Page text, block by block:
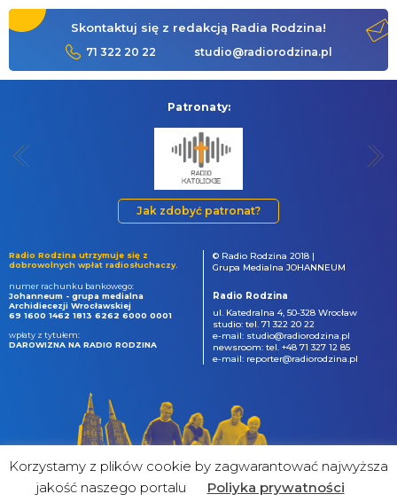
Skontaktuj się z redakcją Radia Rodzina!
71 322 20 22 studio@radiorodzina.pl
Patronaty:
Jak zdobyć patronat?
Radio Rodzina utrzymuje się z
dobrowolnych wpłat radiosłuchaczy.
numer rachunku bankowego:
Johanneum - grupa medialna
Archidiecezji Wrocławskiej
69 1600 1462 1813 6262 6000 0001
wpłaty z tytułem:
DAROWIZNA NA RADIO RODZINA
© Radio Rodzina 2018 |
Grupa Medialna JOHANNEUM
Radio Rodzina
ul. Katedralna 4, 50-328 Wrocław
studio: tel. 71 322 20 22
e-mail: studio@radiorodzina.pl
newsroom: tel. +48 71 327 12 85
e-mail: reporter@radiorodzina.pl
Korzystamy z plików cookie by zagwarantować najwyższa
jakość naszego portalu
Poliyka prywatności